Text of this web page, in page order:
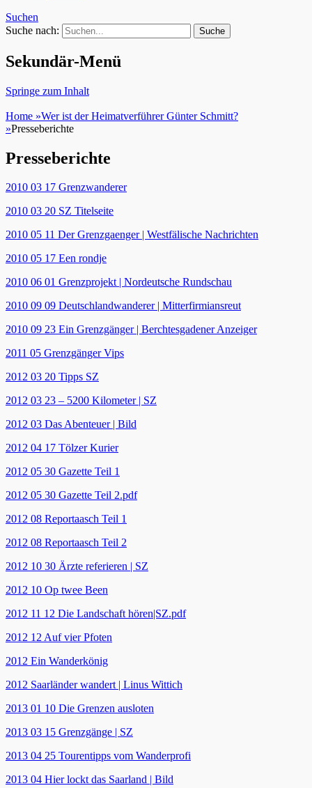
Suchen
Suche nach:
Sekundär-Menü
Springe zum Inhalt
Home »Wer ist der Heimatverführer Günter Schmitt?
»Presseberichte
Presseberichte
2010 03 17 Grenzwanderer
2010 03 20 SZ Titelseite
2010 05 11 Der Grenzgaenger | Westfälische Nachrichten
2010 05 17 Een rondje
2010 06 01 Grenzprojekt | Nordeutsche Rundschau
2010 09 09 Deutschlandwanderer | Mitterfirmiansreut
2010 09 23 Ein Grenzgänger | Berchtesgadener Anzeiger
2011 05 Grenzgänger Vips
2012 03 20 Tipps SZ
2012 03 23 – 5200 Kilometer | SZ
2012 03 Das Abenteuer | Bild
2012 04 17 Tölzer Kurier
2012 05 30 Gazette Teil 1
2012 05 30 Gazette Teil 2.pdf
2012 08 Reportaasch Teil 1
2012 08 Reportaasch Teil 2
2012 10 30 Ärzte referieren | SZ
2012 10 Op twee Been
2012 11 12 Die Landschaft hören|SZ.pdf
2012 12 Auf vier Pfoten
2012 Ein Wanderkönig
2012 Saarländer wandert | Linus Wittich
2013 01 10 Die Grenzen ausloten
2013 03 15 Grenzgänge | SZ
2013 04 25 Tourentipps vom Wanderprofi
2013 04 Hier lockt das Saarland | Bild